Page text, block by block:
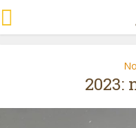
2023: